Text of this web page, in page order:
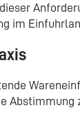
im
Abstimmung